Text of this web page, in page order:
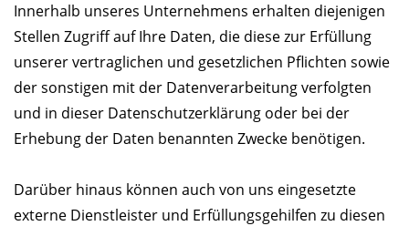
Innerhalb unseres Unternehmens erhalten diejenigen
Stellen Zugriff auf Ihre Daten, die diese zur Erfüllung
unserer vertraglichen und gesetzlichen Pflichten sowie
der sonstigen mit der Datenverarbeitung verfolgten
und in dieser Datenschutzerklärung oder bei der
Erhebung der Daten benannten Zwecke benötigen.
Darüber hinaus können auch von uns eingesetzte
externe Dienstleister und Erfüllungsgehilfen zu diesen